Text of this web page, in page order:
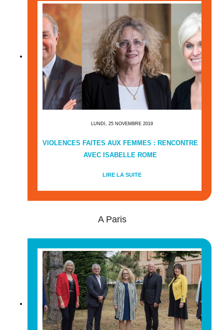
LUNDI, 25 NOVEMBRE 2019
VIOLENCES FAITES AUX FEMMES : RENCONTRE
AVEC ISABELLE ROME
LIRE LA SUITE
A Paris